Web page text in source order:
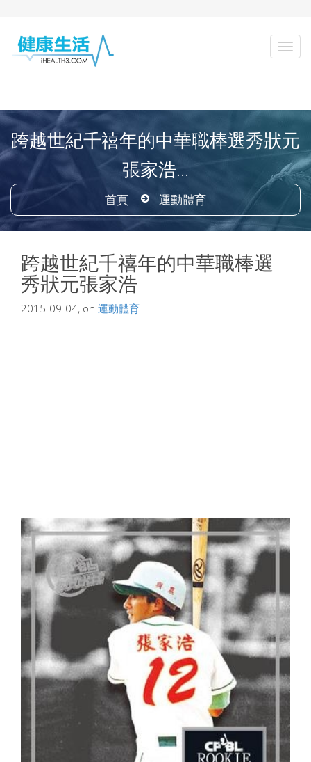
跨越世紀千禧年的中華職棒選秀狀元
張家浩...
首頁 運動體育
跨越世紀千禧年的中華職棒選
秀狀元張家浩
2015-09-04, on 運動體育